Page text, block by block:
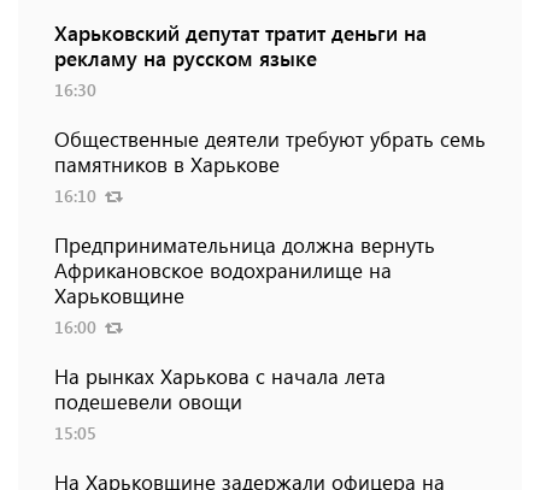
Харьковский депутат тратит деньги на
рекламу на русском языке
16:30
Общественные деятели требуют убрать семь
памятников в Харькове
16:10
Предпринимательница должна вернуть
Африкановское водохранилище на
Харьковщине
16:00
На рынках Харькова с начала лета
подешевели овощи
15:05
На Харьковщине задержали офицера на